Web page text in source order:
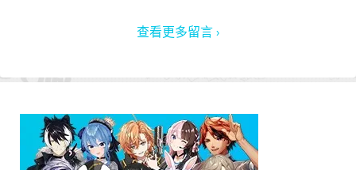
查看更多留言 ›